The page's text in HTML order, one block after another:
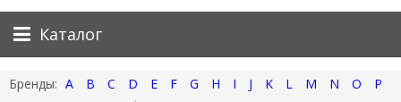
Каталог
A B C D E F G H I J K L M N O
P